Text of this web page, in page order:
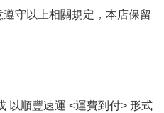
守以上相關規定，本店保留
以順豐速運 <運費到付> 形式